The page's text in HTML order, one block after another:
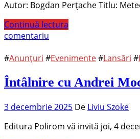
Autor: Bogdan Perțache Titlu:
Continuă lectura
comentariu
#Anunțuri #Evenimente#Lansări #
Întâlnire cu Andrei
3 decembrie 2025 De Liviu Szoke
Editura Polirom vă invită joi, 4